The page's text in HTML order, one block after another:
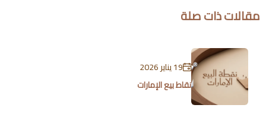
مقالات ذات صلة
19 يناير 2026
نقاط بيع الإمارات